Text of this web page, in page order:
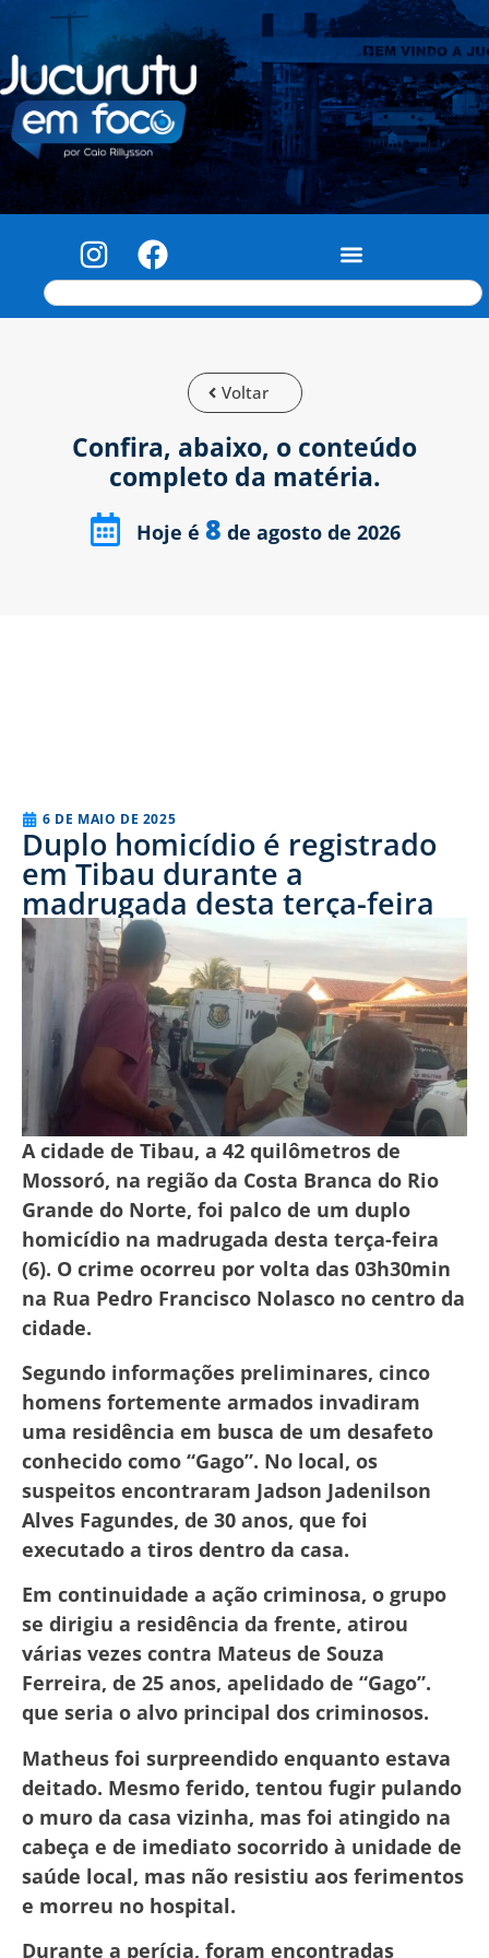
Voltar
Confira, abaixo, o conteúdo
completo da matéria.
Hoje é 8 de agosto de 2026
6 DE MAIO DE 2025
Duplo homicídio é registrado
em Tibau durante a
madrugada desta terça-feira
A cidade de Tibau, a 42 quilômetros de
Mossoró, na região da Costa Branca do Rio
Grande do Norte, foi palco de um duplo
homicídio na madrugada desta terça-feira
(6). O crime ocorreu por volta das 03h30min
na Rua Pedro Francisco Nolasco no centro da
cidade.
Segundo informações preliminares, cinco
homens fortemente armados invadiram
uma residência em busca de um desafeto
conhecido como “Gago”. No local, os
suspeitos encontraram Jadson Jadenilson
Alves Fagundes, de 30 anos, que foi
executado a tiros dentro da casa.
Em continuidade a ação criminosa, o grupo
se dirigiu a residência da frente, atirou
várias vezes contra Mateus de Souza
Ferreira, de 25 anos, apelidado de “Gago”.
que seria o alvo principal dos criminosos.
Matheus foi surpreendido enquanto estava
deitado. Mesmo ferido, tentou fugir pulando
o muro da casa vizinha, mas foi atingido na
cabeça e de imediato socorrido à unidade de
saúde local, mas não resistiu aos ferimentos
e morreu no hospital.
Durante a perícia, foram encontradas